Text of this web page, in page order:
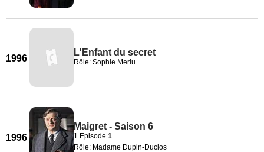
1996
L'Enfant du secret
Rôle: Sophie Merlu
1996
Maigret - Saison 6
1 Episode 1
Rôle: Madame Dupin-Duclos